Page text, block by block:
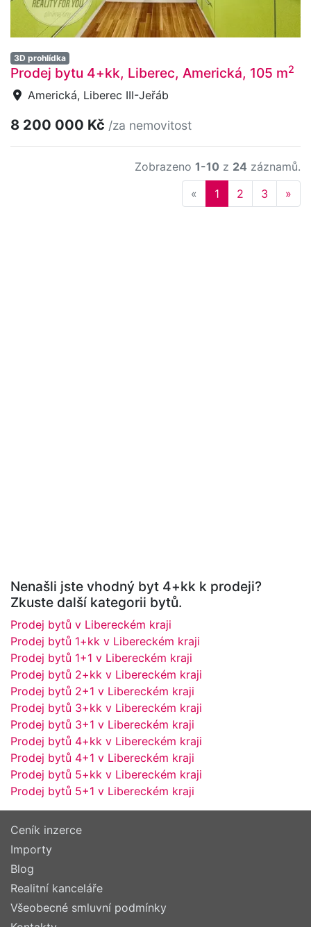
3D prohlídka
Prodej bytu 4+kk, Liberec, Americká, 105 m2
Americká, Liberec III-Jeřáb
8 200 000 Kč /za nemovitost
Zobrazeno 1-10 z 24 záznamů.
« Previous
1 2 3 »
Nenašli jste vhodný byt 4+kk k prodeji?
Zkuste další kategorii bytů.
Prodej bytů v Libereckém kraji
Prodej bytů 1+kk v Libereckém kraji
Prodej bytů 1+1 v Libereckém kraji
Prodej bytů 2+kk v Libereckém kraji
Prodej bytů 2+1 v Libereckém kraji
Prodej bytů 3+kk v Libereckém kraji
Prodej bytů 3+1 v Libereckém kraji
Prodej bytů 4+kk v Libereckém kraji
Prodej bytů 4+1 v Libereckém kraji
Prodej bytů 5+kk v Libereckém kraji
Prodej bytů 5+1 v Libereckém kraji
Ceník inzerce
Importy
Blog
Realitní kanceláře
Všeobecné smluvní podmínky